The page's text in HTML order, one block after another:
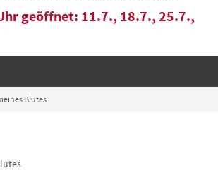
geöffnet: 11.7., 18.7., 25.7.,
Blutes